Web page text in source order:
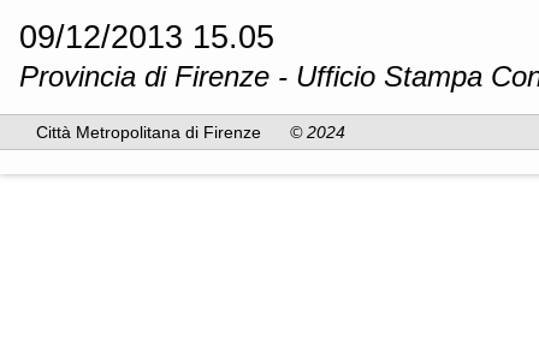
09/12/2013 15.05
Provincia di Firenze - Ufficio Stampa
Città Metropolitana di Firenze © 2024